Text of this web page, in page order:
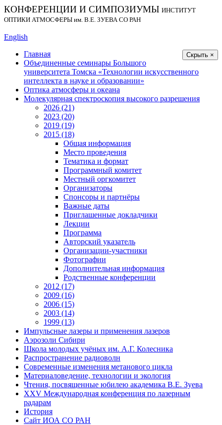
КОНФЕРЕНЦИИ И СИМПОЗИУМЫ ИНСТИТУТ
ОПТИКИ АТМОСФЕРЫ им. В.Е. ЗУЕВА СО РАН
English
Скрыть ×
Главная
Объединенные семинары Большого
университета Томска «Технологии искусственного
интеллекта в науке и образовании»
Оптика атмосферы и океана
Молекулярная спектроскопия высокого разрешения
2026 (21)
2023 (20)
2019 (19)
2015 (18)
Общая информация
Место проведения
Тематика и формат
Программный комитет
Местный оргкомитет
Организаторы
Спонсоры и партнёры
Важные даты
Приглашенные докладчики
Лекции
Программа
Авторский указатель
Организации-участники
Фотографии
Дополнительная информация
Родственные конференции
2012 (17)
2009 (16)
2006 (15)
2003 (14)
1999 (13)
Импульсные лазеры и применения лазеров
Аэрозоли Сибири
Школа молодых учёных им. А.Г. Колесника
Распространение радиоволн
Современные изменения метанового цикла
Материаловедение, технологии и экология
Чтения, посвященные юбилею академика В.Е. Зуева
XXV Международная конференция по лазерным
радарам
История
Сайт ИОА СО РАН